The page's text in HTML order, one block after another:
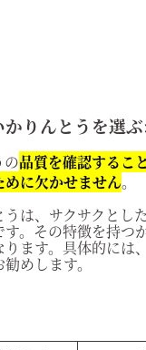
りんとうを選
の品質を確認するこ
に欠かせません。
は、サクサクとし
。その特徴を持つ
ます。具体的には
めします。